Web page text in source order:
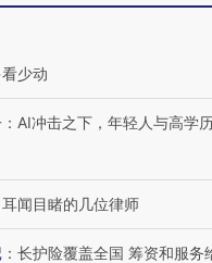
少动
： AI冲击之下，年轻人与高学
耳闻目睹的几位律师
： 长护险覆盖全国 筹资和服务